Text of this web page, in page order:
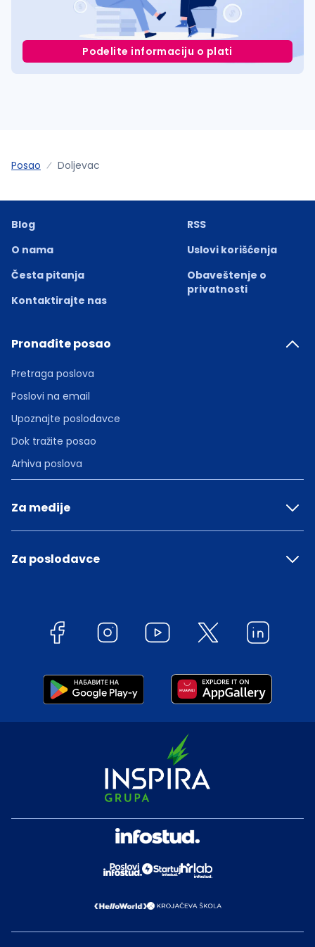
Podelite informaciju o plati
Posao Doljevac
Blog
O nama
Česta pitanja
Kontaktirajte nas
RSS
Uslovi korišćenja
Obaveštenje o
privatnosti
Pronađite posao
Pretraga poslova
Poslovi na email
Upoznajte poslodavce
Dok tražite posao
Arhiva poslova
Za medije
Za poslodavce